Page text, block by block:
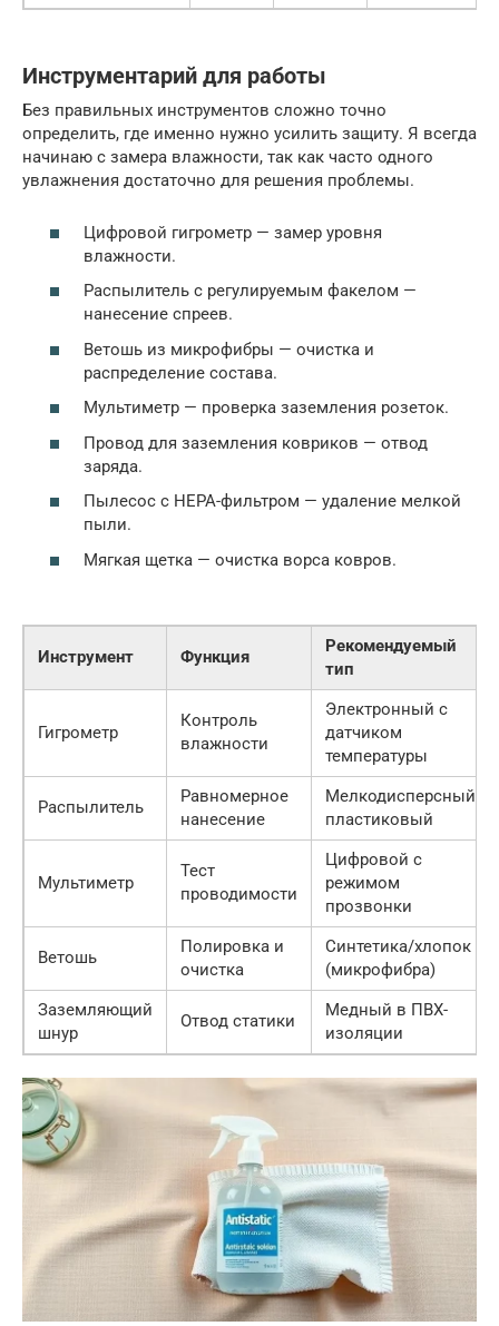
Инструментарий для работы
Без правильных инструментов сложно точно
определить, где именно нужно усилить защиту. Я всегда
начинаю с замера влажности, так как часто одного
увлажнения достаточно для решения проблемы.
Цифровой гигрометр — замер уровня
влажности.
Распылитель с регулируемым факелом —
нанесение спреев.
Ветошь из микрофибры — очистка и
распределение состава.
Мультиметр — проверка заземления розеток.
Провод для заземления ковриков — отвод
заряда.
Пылесос с HEPA-фильтром — удаление мелкой
пыли.
Мягкая щетка — очистка ворса ковров.
Инструмент Функция
Рекомендуемый
тип
Гигрометр
Контроль
влажности
Электронный с
датчиком
температуры
Распылитель
Равномерное
нанесение
Мелкодисперсный
пластиковый
Мультиметр
Тест
проводимости
Цифровой с
режимом
прозвонки
Ветошь
Полировка и
очистка
Синтетика/хлопок
(микрофибра)
Заземляющий
шнур
Отвод статики
Медный в ПВХ-
изоляции